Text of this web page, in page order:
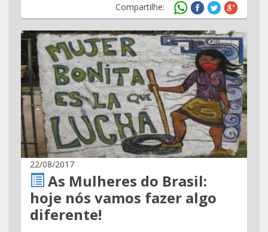
Compartilhe:
22/08/2017
As Mulheres do Brasil:
hoje nós vamos fazer algo
diferente!